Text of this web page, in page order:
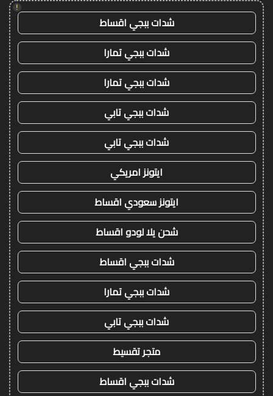
!
شدات ببجي اقساط
شدات ببجي تمارا
شدات ببجي تمارا
شدات ببجي تابي
شدات ببجي تابي
ايتونز امريكي
ايتونز سعودي اقساط
شحن يلا لودو اقساط
شدات ببجي اقساط
شدات ببجي تمارا
شدات ببجي تابي
متجر تقسيط
شدات ببجي اقساط